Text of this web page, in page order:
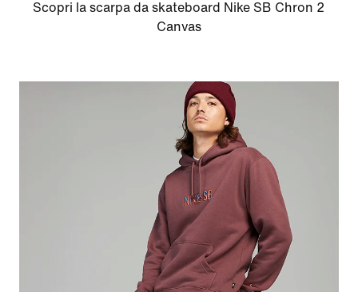
Scopri la scarpa da skateboard Nike SB Chron 2
Canvas